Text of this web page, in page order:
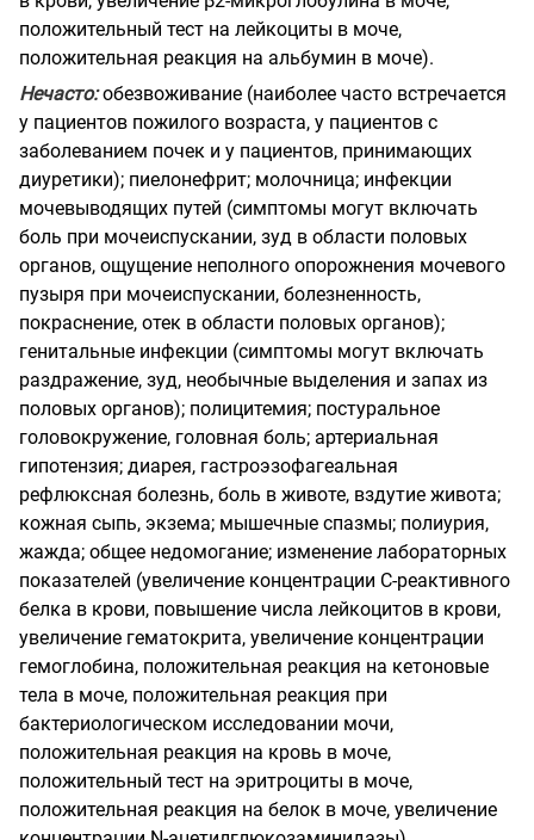
положительный тест на лейкоциты в моче,
положительная реакция на альбумин в моче).
Нечасто:обезвоживание (наиболее часто встречается
у пациентов пожилого возраста, у пациентов с
заболеванием почек и у пациентов, принимающих
диуретики); пиелонефрит; молочница; инфекции
мочевыводящих путей (симптомы могут включать
боль при мочеиспускании, зуд в области половых
органов, ощущение неполного опорожнения мочевого
пузыря при мочеиспускании, болезненность,
покраснение, отек в области половых органов);
генитальные инфекции (симптомы могут включать
раздражение, зуд, необычные выделения и запах из
половых органов); полицитемия; постуральное
головокружение, головная боль; артериальная
гипотензия; диарея, гастроэзофагеальная
рефлюксная болезнь, боль в животе, вздутие живота;
кожная сыпь, экзема; мышечные спазмы; полиурия,
жажда; общее недомогание; изменение лабораторных
показателей (увеличение концентрации С-реактивного
белка в крови, повышение числа лейкоцитов в крови,
увеличение гематокрита, увеличение концентрации
гемоглобина, положительная реакция на кетоновые
тела в моче, положительная реакция при
бактериологическом исследовании мочи,
положительная реакция на кровь в моче,
положительный тест на эритроциты в моче,
положительная реакция на белок в моче, увеличение